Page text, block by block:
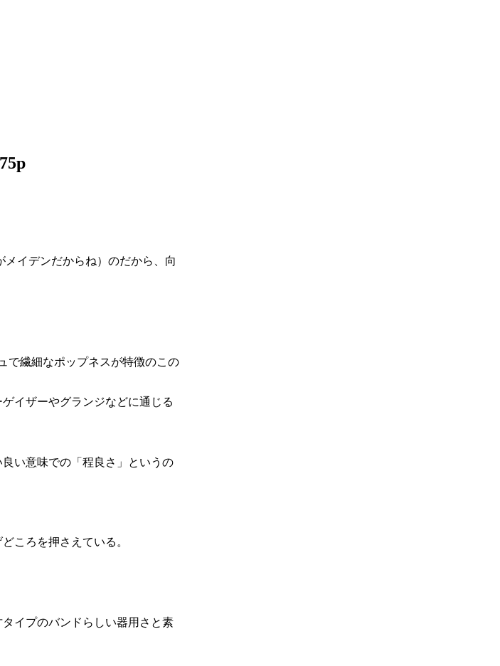
メイデンだからね）のだから、向
で繊細なポップネスが特徴のこの
イザーやグランジなどに通じる
い意味での「程良さ」というの
ころを押さえている。
イプのバンドらしい器用さと素